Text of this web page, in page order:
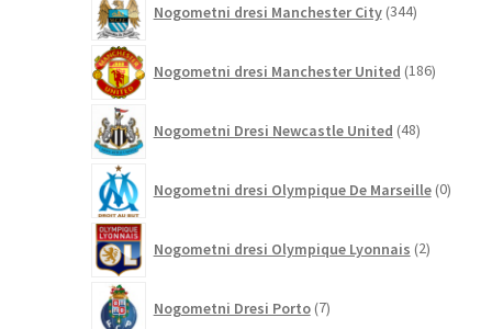
Nogometni dresi Manchester City 344izdelkov
Nogometni dresi Manchester United 186izdelkov
Nogometni Dresi Newcastle United 48izdelkov
Nogometni dresi Olympique De Marseille 0
Nogometni dresi Olympique Lyonnais 2izdelka
Nogometni Dresi Porto 7izdelkov